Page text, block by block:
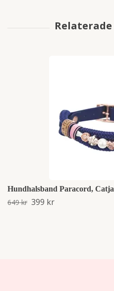
Hundhalsband Paracord, Catja
649 kr 399 kr